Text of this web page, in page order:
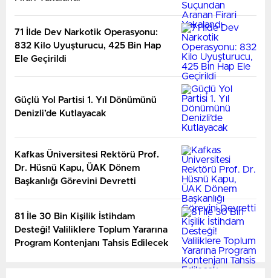
71 İlde Dev Narkotik Operasyonu:
832 Kilo Uyuşturucu, 425 Bin Hap
Ele Geçirildi
Güçlü Yol Partisi 1. Yıl Dönümünü
Denizli’de Kutlayacak
Kafkas Üniversitesi Rektörü Prof.
Dr. Hüsnü Kapu, ÜAK Dönem
Başkanlığı Görevini Devretti
81 İle 30 Bin Kişilik İstihdam
Desteği! Valiliklere Toplum Yararına
Program Kontenjanı Tahsis Edilecek